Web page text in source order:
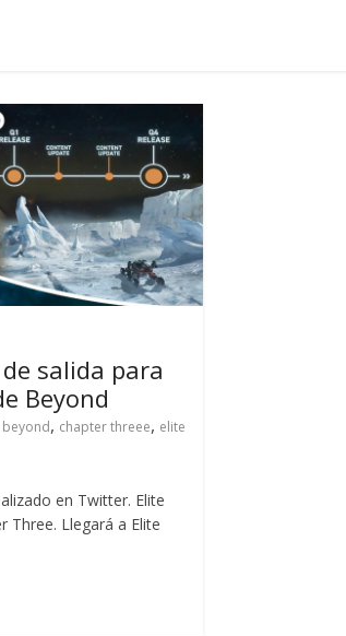
salida para
Beyond
beyond, chapter threee, elite
en Twitter. Elite
Three. Llegará a Elite